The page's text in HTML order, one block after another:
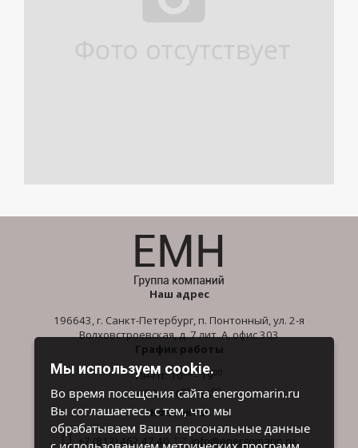
Наш адрес
196643, г. Санкт-Петербург, п. Понтонный, ул. 2-я
Волховстроевская, д. 7 лит. А, офис 303
График работы
Пн-Пт: 1000- 1900
Сб-Вс: 1000- 1600
Контакты
+7 (812) 462 47 40 info@energomarin.ru
Мы используем cookie.
Во время посещения сайта energomarin.ru
Вы соглашаетесь с тем, что мы
обрабатываем Ваши персональные данные